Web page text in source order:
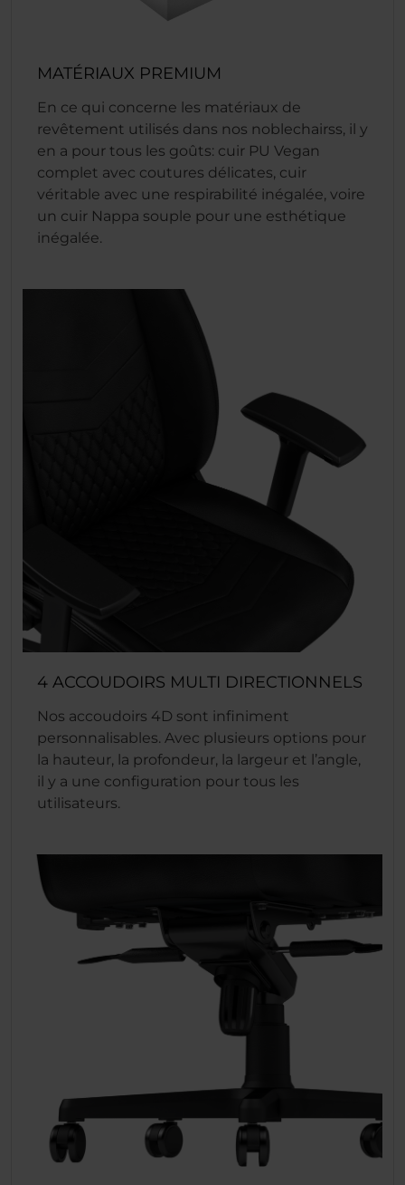
MATÉRIAUX PREMIUM
En ce qui concerne les matériaux de
revêtement utilisés dans nos noblechairss, il y
en a pour tous les goûts: cuir PU Vegan
complet avec coutures délicates, cuir
véritable avec une respirabilité inégalée, voire
un cuir Nappa souple pour une esthétique
inégalée.
4 ACCOUDOIRS MULTI DIRECTIONNELS
Nos accoudoirs 4D sont infiniment
personnalisables. Avec plusieurs options pour
la hauteur, la profondeur, la largeur et l’angle,
il y a une configuration pour tous les
utilisateurs.